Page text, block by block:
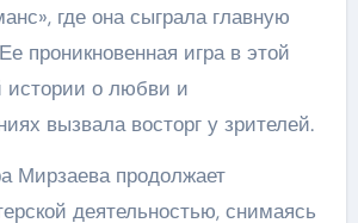
где она сыграла главную
проникновенная игра в этой
истории о любви и
вызвала восторг у зрителей.
Мирзаева продолжает
деятельностью, снимаясь